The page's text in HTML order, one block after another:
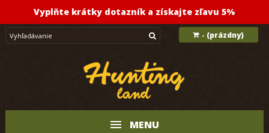
Vyplňte krátky dotazník a získajte zľavu 5%
- (prázdny)
MENU